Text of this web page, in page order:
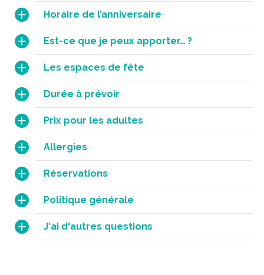
Horaire de l’anniversaire
Est-ce que je peux apporter… ?
Les espaces de fête
Durée à prévoir
Prix pour les adultes
Allergies
Réservations
Politique générale
J'ai d'autres questions